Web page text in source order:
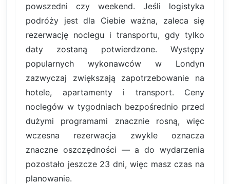
powszedni czy weekend. Jeśli logistyka
podróży jest dla Ciebie ważna, zaleca się
rezerwację noclegu i transportu, gdy tylko
daty zostaną potwierdzone. Występy
popularnych wykonawców w Londyn
zazwyczaj zwiększają zapotrzebowanie na
hotele, apartamenty i transport. Ceny
noclegów w tygodniach bezpośrednio przed
dużymi programami znacznie rosną, więc
wczesna rezerwacja zwykle oznacza
znaczne oszczędności — a do wydarzenia
pozostało jeszcze 23 dni, więc masz czas na
planowanie.